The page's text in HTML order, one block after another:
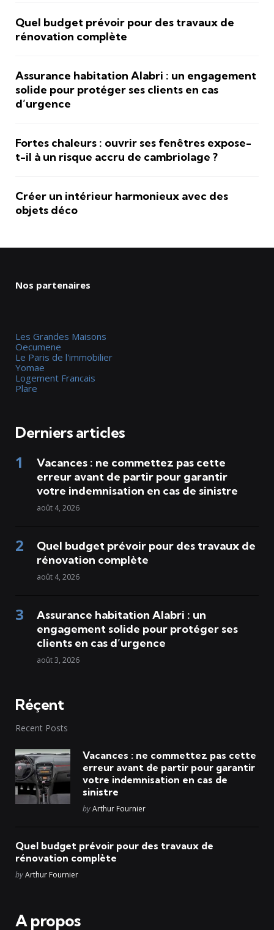
Quel budget prévoir pour des travaux de
rénovation complète
Assurance habitation Alabri : un engagement
solide pour protéger ses clients en cas
d’urgence
Fortes chaleurs : ouvrir ses fenêtres expose-
t-il à un risque accru de cambriolage ?
Créer un intérieur harmonieux avec des
objets déco
Nos partenaires
Les Grandes Maisons
Oecumene
Le Paris de l'immobilier
Yomae
Logement Francais
Plare
Derniers articles
Vacances : ne commettez pas cette
erreur avant de partir pour garantir
votre indemnisation en cas de sinistre
août 4, 2026
Quel budget prévoir pour des travaux de
rénovation complète
août 4, 2026
Assurance habitation Alabri : un
engagement solide pour protéger ses
clients en cas d’urgence
août 3, 2026
Réçent
Recent Posts
Vacances : ne commettez pas cette
erreur avant de partir pour garantir
votre indemnisation en cas de
sinistre
Posted
byArthur Fournier
Quel budget prévoir pour des travaux de
rénovation complète
Posted
byArthur Fournier
A propos